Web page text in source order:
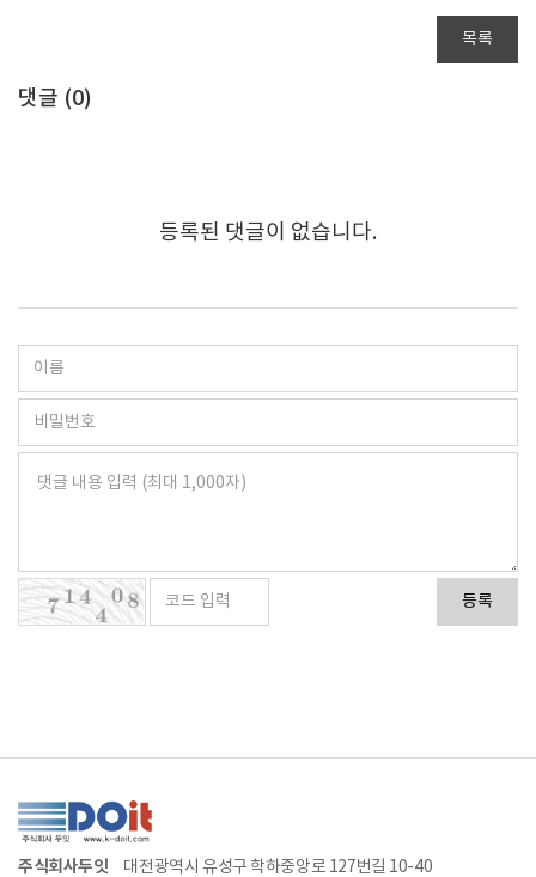
목록
댓글 (0)
등록된 댓글이 없습니다.
등록
주식회사두잇 대전광역시 유성구 학하중앙로 127번길 10-40